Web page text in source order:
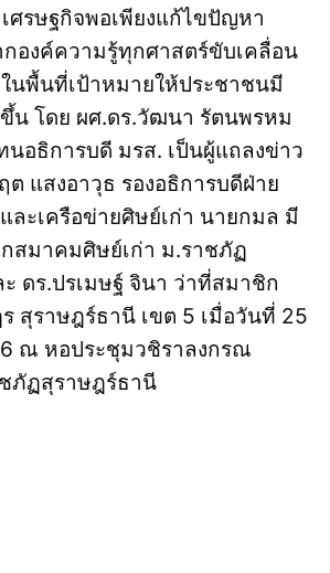
ศรษฐกิจพอเพียงแก้ไขปัญหา
องค์ความรู้ทุกศาสตร์ขับเคลื่อน
นพื้นที่เป้าหมายให้ประชาชนมี
โดย ผศ.ดร.วัฒนา รัตนพรหม
นอธิการบดี มรส. เป็นผู้แถลงข่าว
แสงอาวุธ รองอธิการบดีฝ่าย
ละเครือข่ายศิษย์เก่า นายกมล มี
สมาคมศิษย์เก่า ม.ราชภัฏ
ดร.ปรเมษฐ์ จินา ว่าที่สมาชิก
สุราษฎร์ธานี เขต 5 เมื่อวันที่ 25
ณ หอประชุมวชิราลงกรณ
ภัฏสุราษฎร์ธานี